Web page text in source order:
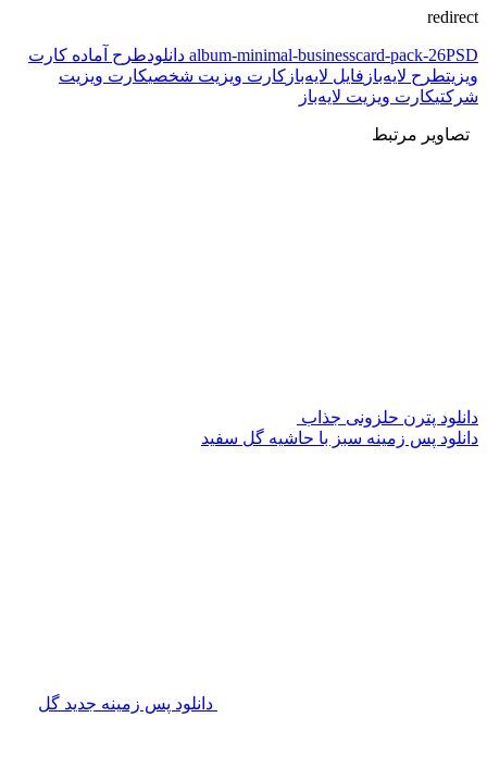
redirect
album-minimal-businesscard-pack-26PSD دانلود
طرح آماده کارت
ویزیتطرح لایه‌باز فایل لایه‌باز کارت ویزیت شخصیکارت ویزیت
شرکتیکارت ویزیت لایه‌باز
تصاویر مرتبط
دانلود پترن حلزونی جذاب
دانلود پس زمینه سبز با حاشیه گل سفید
دانلود پس زمینه جدید گل